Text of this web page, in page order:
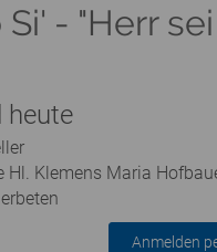
- "Herr sei
heute
Hl. Klemens Maria
Anmelden